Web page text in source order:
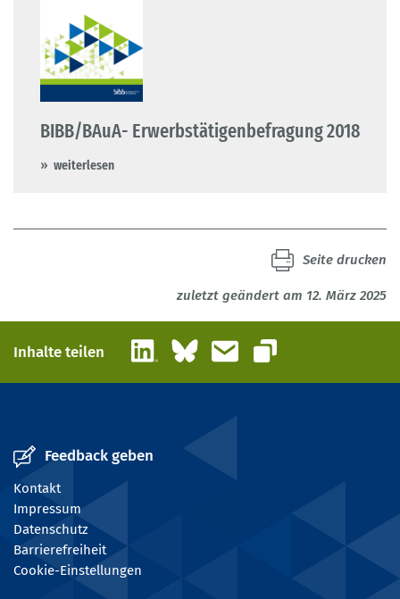
BIBB/BAuA- Erwerbstätigenbefragung 2018
weiterlesen
zuletzt geändert am 12. März 2025
Seite drucken
Inhalte teilen LinkedInBlueskyE-Mail
Link kopieren
Feedback geben
Kontakt
Impressum
Datenschutz
Barrierefreiheit
Cookie-Einstellungen